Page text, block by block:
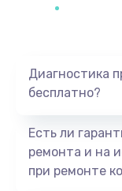
Диагностика
бесплатно?
Есть ли
ремонта и на
при ремонте